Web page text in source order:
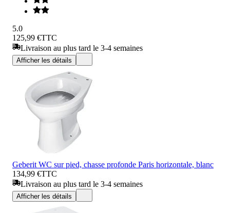
5.0
125,99 €TTC
Livraison au plus tard le 3-4 semaines
Afficher les détails
Geberit WC sur pied, chasse profonde Paris horizontale, blanc
134,99 €TTC
Livraison au plus tard le 3-4 semaines
Afficher les détails